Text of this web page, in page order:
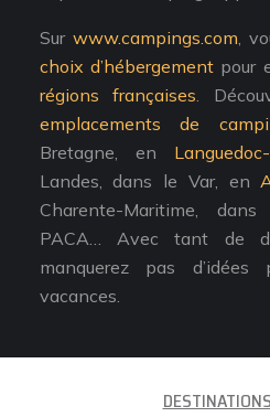
Sur www.campings.com,
choix d’hébergement pour
régions françaises.
emplacements de
Bretagne, en
Landes, dans le Var, en
Charente-Maritime,
PACA… Avec tant de
manquerez pas d’idées
vacances.